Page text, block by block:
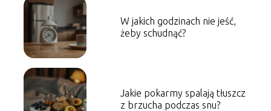
W jakich godzinach nie jeść,
żeby schudnąć?
Jakie pokarmy spalają tłuszcz
z brzucha podczas snu?